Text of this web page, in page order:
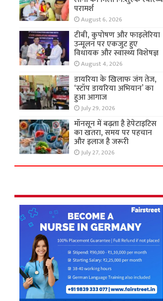
परामर्श
August 6, 2026
टीबी, कुपोषण और फाइलेरिया
उन्मूलन पर एकजुट हुए
विधायक और स्वास्थ्य विशेषज्ञ
August 4, 2026
डायरिया के खिलाफ जंग तेज,
‘स्टॉप डायरिया अभियान’ का
हुआ आगाज
July 29, 2026
मॉनसून में बढ़ता है हेपेटाइटिस
का खतरा, समय पर पहचान
और इलाज है जरूरी
July 27, 2026